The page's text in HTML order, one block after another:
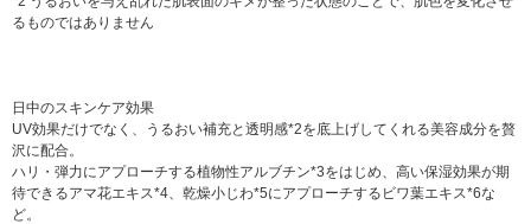
るものではありません
日中のスキンケア効果
UV効果だけでなく、うるおい補充と透明感*2を底上げしてくれる美容成分を贅
沢に配合。
ハリ・弾力にアプローチする植物性アルブチン*3をはじめ、高い保湿効果が期
待できるアマ花エキス*4、乾燥小じわ*5にアプローチするビワ葉エキス*6な
ど。